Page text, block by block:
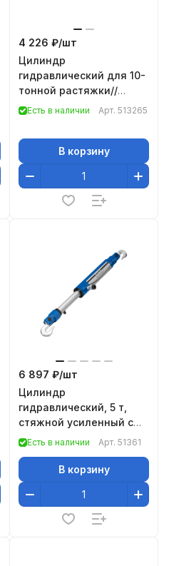
4 226 ₽/шт
Цилиндр
гидравлический для 10-
тонной растяжки//
Matrix
Есть в наличии Арт. 513265
В корзину
6 897 ₽/шт
Цилиндр
гидравлический, 5 т,
стяжной усиленный с
крюками// Stels
Есть в наличии Арт. 51361
В корзину